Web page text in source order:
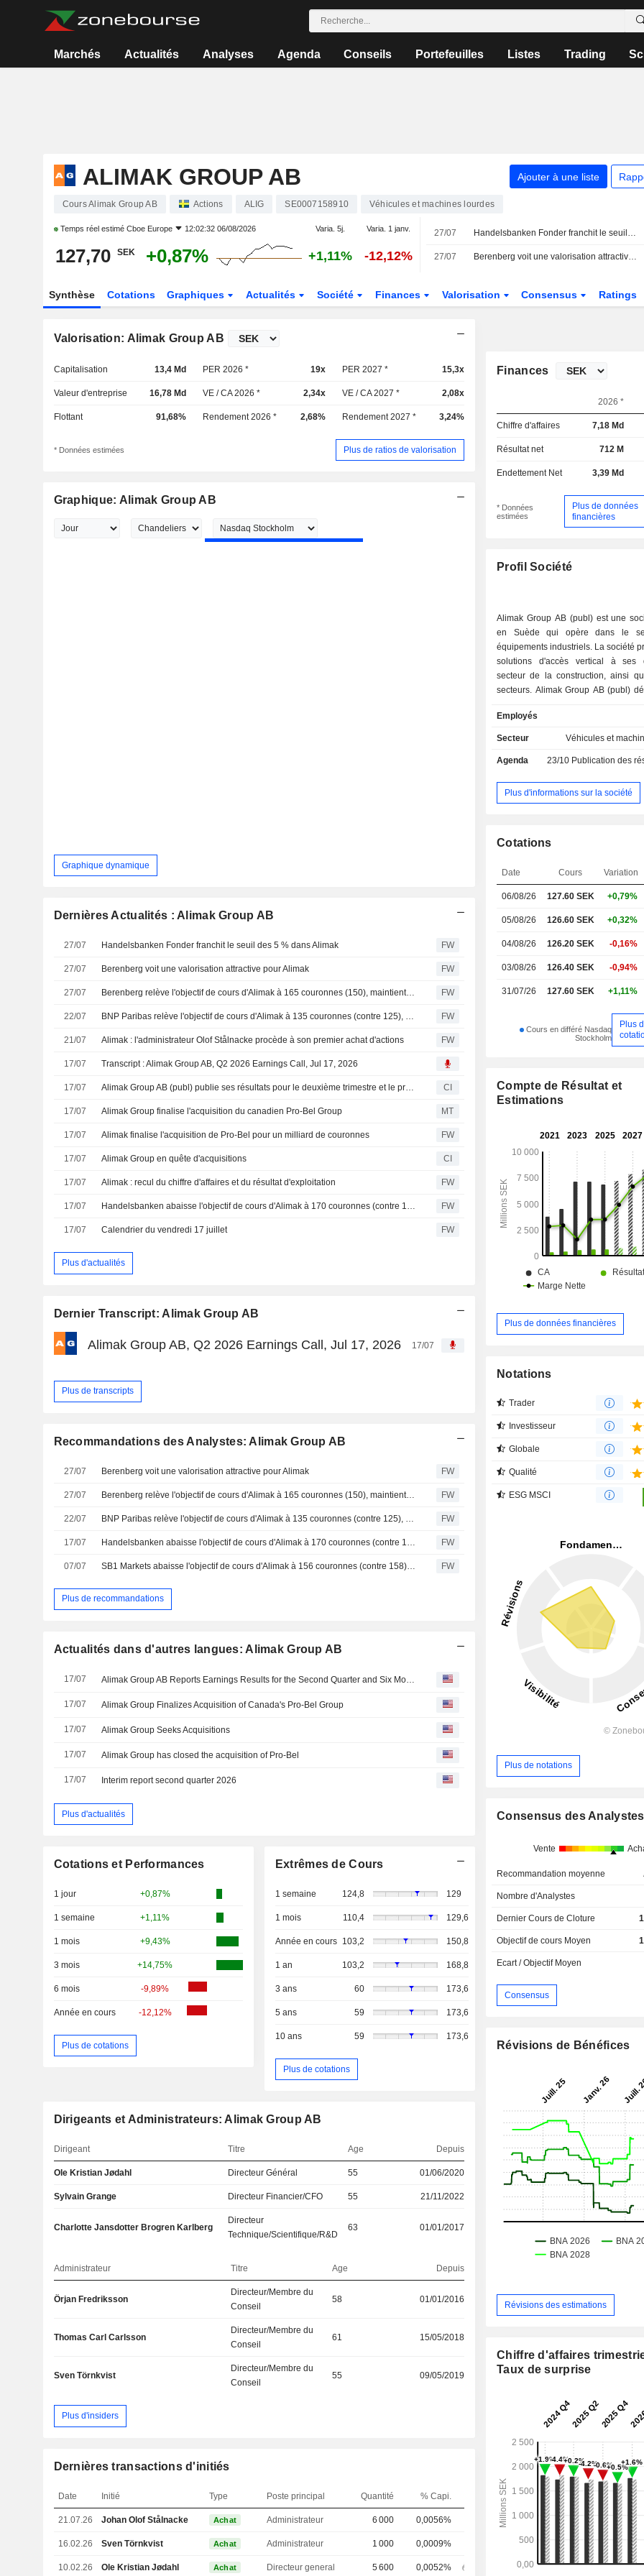
Marchés Actualités Analyses Agenda Conseils Portefeuilles Listes Trading
ALIMAK GROUP AB Ajouter à une liste
Cours Alimak Group AB Actions ALIG SE0007158910 Véhicules et machines lourdes
Temps réel estimé Cboe Europe 12:02:32 06/08/2026 Varia. 5j. Varia. 1 janv.
127,70 SEK +0,87% +1,11% -12,12%
27/07 Handelsbanken Fonder franchit le seuil des 5 % dans Alimak
27/07 Berenberg voit une valorisation attractive pour Alimak
Synthèse Cotations Graphiques Actualités Société Finances Valorisation Consensus Ratings
Valorisation: Alimak Group AB
Capitalisation 13,4 Md PER 2026 * 19x PER 2027 * 15,3x
Valeur d'entreprise 16,78 Md VE / CA 2026 * 2,34x VE / CA 2027 * 2,08x
Flottant 91,68% Rendement 2026 * 2,68% Rendement 2027 * 3,24%
* Données estimées Plus de ratios de valorisation
Graphique: Alimak Group AB
Graphique dynamique
Dernières Actualités : Alimak Group AB
27/07 Handelsbanken Fonder franchit le seuil des 5 % dans Alimak FW
27/07 Berenberg voit une valorisation attractive pour Alimak FW
27/07 Berenberg relève l'objectif de cours d'Alimak à 165 couronnes (150), maintient sa recommandation à l'achat FW
22/07 BNP Paribas relève l'objectif de cours d'Alimak à 135 couronnes (contre 125), maintient son opinion neutre - BN FW
21/07 Alimak : l'administrateur Olof Stålnacke procède à son premier achat d'actions FW
17/07 Transcript : Alimak Group AB, Q2 2026 Earnings Call, Jul 17, 2026
17/07 Alimak Group AB (publ) publie ses résultats pour le deuxième trimestre et le premier semestre clos le 30 juin 2026 CI
17/07 Alimak Group finalise l'acquisition du canadien Pro-Bel Group MT
17/07 Alimak finalise l'acquisition de Pro-Bel pour un milliard de couronnes FW
17/07 Alimak Group en quête d'acquisitions CI
17/07 Alimak : recul du chiffre d'affaires et du résultat d'exploitation FW
17/07 Handelsbanken abaisse l'objectif de cours d'Alimak à 170 couronnes (contre 185), maintient sa recommandation à l'achat - BN FW
17/07 Calendrier du vendredi 17 juillet FW
Plus d'actualités
Dernier Transcript: Alimak Group AB
Alimak Group AB, Q2 2026 Earnings Call, Jul 17, 2026 17/07
Plus de transcripts
Recommandations des Analystes: Alimak Group AB
27/07 Berenberg voit une valorisation attractive pour Alimak FW
27/07 FW
22/07 FW
17/07 FW
07/07 FW
Plus de recommandations
Actualités dans d'autres langues: Alimak Group AB
17/07 Alimak Group AB Reports Earnings Results for the Second Quarter and Six Months Ended June 30, 2026
17/07 Alimak Group Finalizes Acquisition of Canada's Pro-Bel Group
17/07 Alimak Group Seeks Acquisitions
17/07 Alimak Group has closed the acquisition of Pro-Bel
17/07 Interim report second quarter 2026
Plus d'actualités
Cotations et Performances
1 jour +0,87%
1 semaine +1,11%
1 mois +9,43%
3 mois +14,75%
6 mois -9,89%
Année en cours -12,12%
Plus de cotations
Extrêmes de Cours
1 semaine 124,8 129
1 mois 110,4 129,6
Année en cours 103,2 150,8
1 an 103,2 168,8
3 ans 60 173,6
5 ans 59 173,6
10 ans 59 173,6
Plus de cotations
Dirigeants et Administrateurs: Alimak Group AB
Dirigeant Titre Age Depuis
Ole Kristian Jødahl Directeur Général 55 01/06/2020
Sylvain Grange Directeur Financier/CFO 55 21/11/2022
Charlotte Jansdotter Brogren Karlberg
Directeur
Technique/Scientifique/R&D
63 01/01/2017
Administrateur Titre Age Depuis
Örjan Fredriksson
Directeur/Membre du
Conseil
58 01/01/2016
Thomas Carl Carlsson
Directeur/Membre du
Conseil
61 15/05/2018
Sven Törnkvist
Directeur/Membre du
Conseil
55 09/05/2019
Plus d'insiders
Dernières transactions d'initiés
Date Initié Type Poste principal Quantité % Capi.
21.07.26 Johan Olof Stålnacke Achat Administrateur 6 000 0,0056%
16.02.26 Sven Törnkvist Achat Administrateur 1 000 0,0009%
10.02.26 Ole Kristian Jødahl Achat Directeur general 5 600 0,0052%
Finances
2026 *
Chiffre d'affaires 7,18 Md
Résultat net 712 M
Endettement Net 3,39 Md
* Données
estimées
Plus de données
financières
Profil Société
Alimak Group AB (publ) est une
en Suède qui opère dans le
équipements industriels. La société
solutions d'accès vertical à ses
secteur de la construction, ainsi
secteurs. Alimak Group AB (publ)
ascenseurs industriels, des
travail à mât, des plates-formes de
segments d'activité : Équipements
ascenseurs destinés à des
temporaires ; Équipements
et l'entretien des équipements de la
les pièces de rechange, les mises
les formations.
Employés
Secteur Véhicules et
Agenda 23/10 Publication des résultats
Plus d'informations sur la société
Cotations
Date Cours Variation
06/08/26 127.60SEK +0,79%
05/08/26 126.60 SEK +0,32%
04/08/26 126.20 SEK -0,16%
03/08/26 126.40 SEK -0,94%
31/07/26 127.60 SEK +1,11%
Cours en différé Nasdaq
Stockholm
Plus
Compte de Résultat et
Estimations
Plus de données financières
Notations
Trader
Investisseur
Globale
Qualité
ESG MSCI
Plus de notations
Consensus des Analystes
Vente
Recommandation moyenne
Nombre d'Analystes
Dernier Cours de Cloture
Objectif de cours Moyen
Ecart / Objectif Moyen
Consensus
Révisions de Bénéfices
Révisions des estimations
Chiffre d'affaires
Taux de surprise